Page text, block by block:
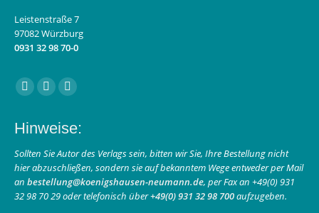
Leistenstraße 7
97082 Würzburg
0931 32 98 70-0
Finden Sie uns auf:
Facebook
opens
in
new
window
Instagram
opens
in
new
window
E-
page
opens
in
new
window
Hinweise:
Sollten Sie Autor des Verlags sein, bitten wir Sie, Ihre Bestellung nicht
hier abzuschließen, sondern sie auf bekanntem Wege entweder per Mail
an bestellung@koenigshausen-neumann.de, per Fax an +49(0) 931
32 98 70 29 oder telefonisch über+49(0) 931 32 98 700aufzugeben.